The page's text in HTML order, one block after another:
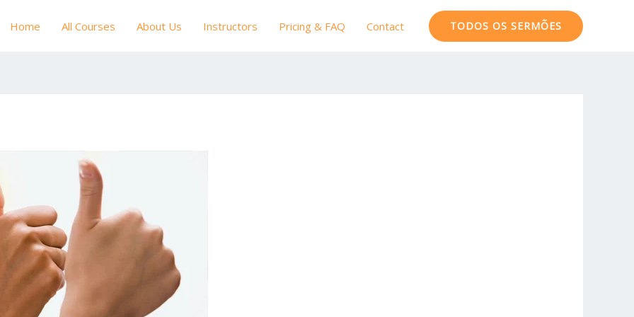
Home All Courses About Us Instructors Pricing & FAQ Contact TODOS OS SERMÕES